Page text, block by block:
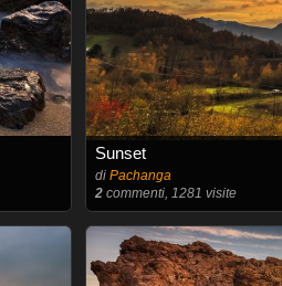
Sunset
diPachanga
2 commenti, 1281 visite